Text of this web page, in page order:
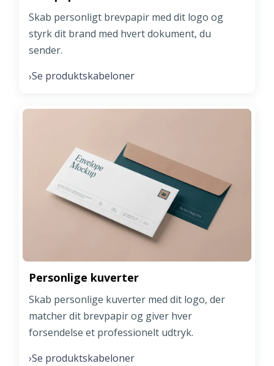
Skab personligt brevpapir med dit logo og
styrk dit brand med hvert dokument, du
sender.
›Se produktskabeloner
Personlige kuverter
Skab personlige kuverter med dit logo, der
matcher dit brevpapir og giver hver
forsendelse et professionelt udtryk.
›Se produktskabeloner